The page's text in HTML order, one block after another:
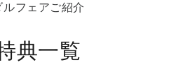
ルフェアご紹介
典一覧